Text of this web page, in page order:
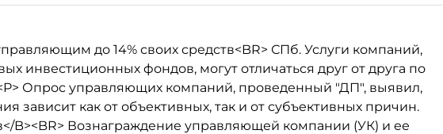
до 14% своих средств<BR> СПб. Услуги компаний,
инвестиционных фондов, могут отличаться друг от друга по
Опрос управляющих компаний, проведенный "ДП", выявил,
зависит как от объективных, так и от субъективных причин.
B><BR> Вознаграждение управляющей компании (УК) и ее